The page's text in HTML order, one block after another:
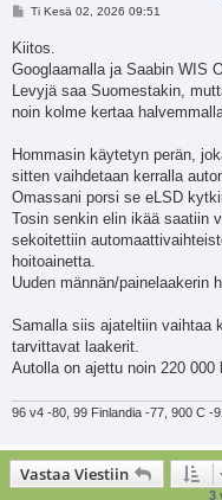
V
s
t
Ti Kesä 02, 2026 09:51
Kiitos.
Googlaamalla ja Saabin WIS
Levyjä saa Suomestakin,
noin kolme kertaa
Hommasin käytetyn perän,
sitten vaihdetaan kerralla
Omassani porsi se eLSD
Tosin senkin elin ikää saatiin
sekoitettiin
hoitoainetta.
Uuden männän/painelaakerin
Samalla siis ajateltiin vaihtaa
tarvittavat laakerit.
Autolla on ajettu noin 220 000
96 v4 -80, 99 Finlandia -77, 900 C -
Vastaa Viestiin
3